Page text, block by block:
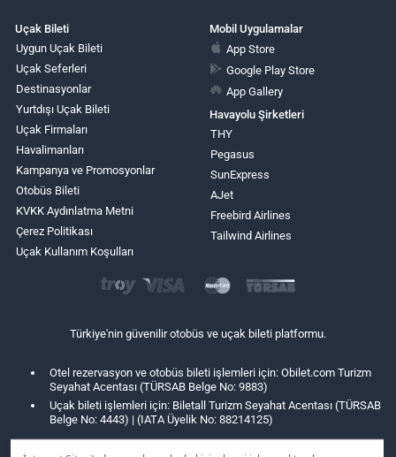
Uçak Bileti
Uygun Uçak Bileti
Uçak Seferleri
Destinasyonlar
Yurtdışı Uçak Bileti
Uçak Firmaları
Havalimanları
Kampanya ve Promosyonlar
Otobüs Bileti
KVKK Aydınlatma Metni
Çerez Politikası
Uçak Kullanım Koşulları
Mobil Uygulamalar
App Store
Google Play Store
App Gallery
Havayolu Şirketleri
THY
Pegasus
SunExpress
AJet
Freebird Airlines
Tailwind Airlines
Türkiye'nin güvenilir otobüs ve uçak bileti platformu.
Otel rezervasyon ve otobüs bileti işlemleri için: Obilet.com Turizm
Seyahat Acentası (TÜRSAB Belge No: 9883)
Uçak bileti işlemleri için: Biletall Turizm Seyahat Acentası (TÜRSAB
Belge No: 4443) | (IATA Üyelik No: 88214125)